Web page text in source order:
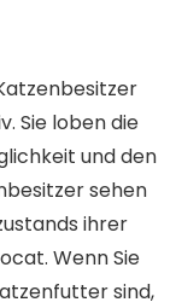
Sie loben die
und den
sehen
ihrer
Wenn Sie
sind,